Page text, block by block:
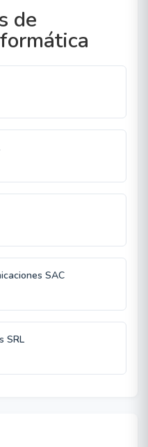
de
SAC
SRL